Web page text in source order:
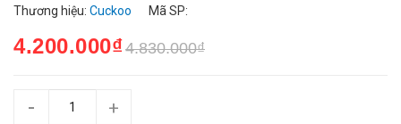
Thương hiệu: Cuckoo Mã SP:
4.200.000₫4.830.000₫
- +